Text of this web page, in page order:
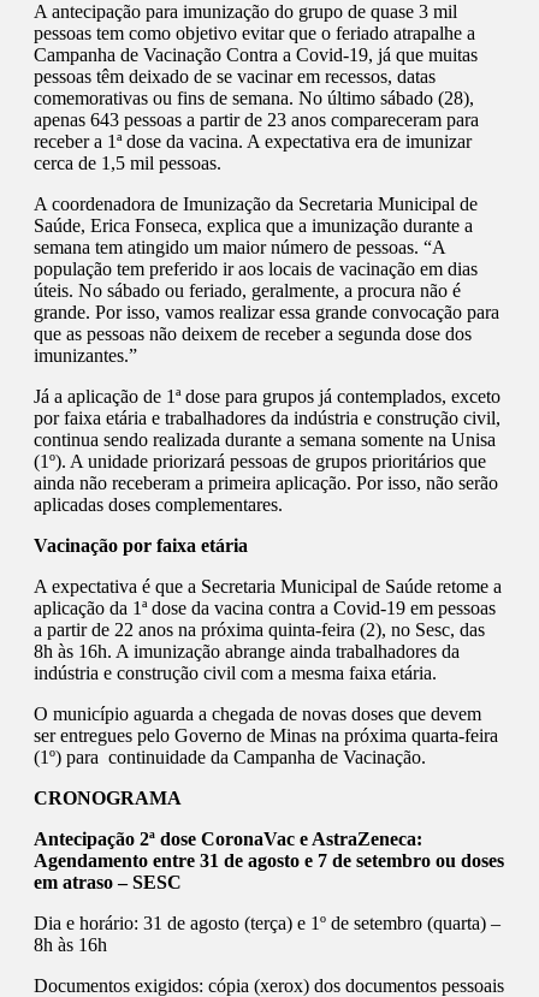
A antecipação para imunização do grupo de quase 3 mil
pessoas tem como objetivo evitar que o feriado atrapalhe a
Campanha de Vacinação Contra a Covid-19, já que muitas
pessoas têm deixado de se vacinar em recessos, datas
comemorativas ou fins de semana. No último sábado (28),
apenas 643 pessoas a partir de 23 anos compareceram para
receber a 1ª dose da vacina. A expectativa era de imunizar
cerca de 1,5 mil pessoas.
A coordenadora de Imunização da Secretaria Municipal de
Saúde, Erica Fonseca, explica que a imunização durante a
semana tem atingido um maior número de pessoas. “A
população tem preferido ir aos locais de vacinação em dias
úteis. No sábado ou feriado, geralmente, a procura não é
grande. Por isso, vamos realizar essa grande convocação para
que as pessoas não deixem de receber a segunda dose dos
imunizantes.”
Já a aplicação de 1ª dose para grupos já contemplados, exceto
por faixa etária e trabalhadores da indústria e construção civil,
continua sendo realizada durante a semana somente na Unisa
(1º). A unidade priorizará pessoas de grupos prioritários que
ainda não receberam a primeira aplicação. Por isso, não serão
aplicadas doses complementares.
Vacinação por faixa etária
A expectativa é que a Secretaria Municipal de Saúde retome a
aplicação da 1ª dose da vacina contra a Covid-19 em pessoas
a partir de 22 anos na próxima quinta-feira (2), no Sesc, das
8h às 16h. A imunização abrange ainda trabalhadores da
indústria e construção civil com a mesma faixa etária.
O município aguarda a chegada de novas doses que devem
ser entregues pelo Governo de Minas na próxima quarta-feira
(1º) para continuidade da Campanha de Vacinação.
CRONOGRAMA
Antecipação 2ª dose CoronaVac e AstraZeneca:
Agendamento entre 31 de agosto e 7 de setembro ou doses
em atraso – SESC
Dia e horário: 31 de agosto (terça) e 1º de setembro (quarta) –
8h às 16h
Documentos exigidos: cópia (xerox) dos documentos pessoais